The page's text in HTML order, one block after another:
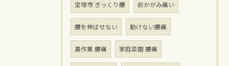
宝塚市 ぎっくり腰 前かがみ痛い
腰を伸ばせない 動けない腰痛
農作業 腰痛 家庭菜園 腰痛